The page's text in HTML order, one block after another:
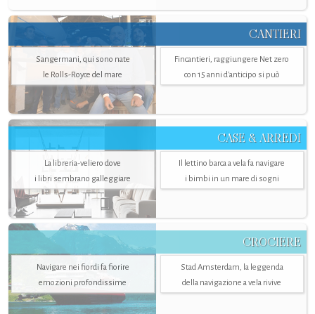
CANTIERI
Sangermani, qui sono nate
le Rolls-Royce del mare
Fincantieri, raggiungere Net zero
con 15 anni d'anticipo si può
CASE & ARREDI
La libreria-veliero dove
i libri sembrano galleggiare
Il lettino barca a vela fa navigare
i bimbi in un mare di sogni
CROCIERE
Navigare nei fiordi fa fiorire
emozioni profondissime
Stad Amsterdam, la leggenda
della navigazione a vela rivive